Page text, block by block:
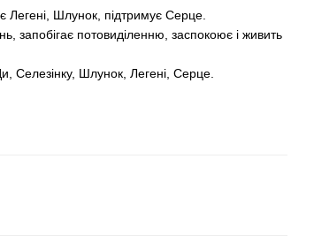
Шлунок, підтримує Серце.
запобігає потовиділенню, заспокоює і живить
Селезінку, Шлунок, Легені, Серце.